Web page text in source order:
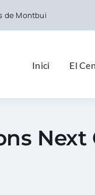
de Montbui
Inici El